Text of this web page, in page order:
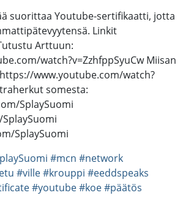
suorittaa Youtube-sertifikaatti, jotta
Linkit
Arttuun:
watch?v=ZzhfppSyuCw Miisan
www.youtube.com/watch?
somesta:
SplaySuomi
SplaySuomi
#mcn #network
#ville#krouppi #eeddspeaks
#youtube#koe#päätös